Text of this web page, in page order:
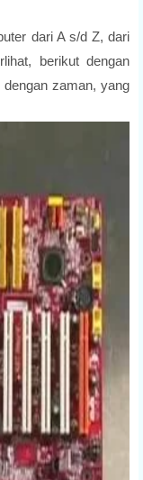
dari A s/d Z, dari
berikut dengan
zaman, yang